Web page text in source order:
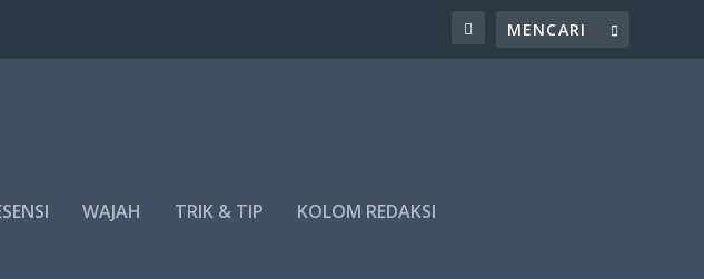
WAJAH TRIK & TIP KOLOM REDAKSI